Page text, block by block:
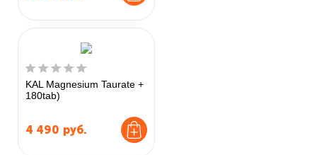
KAL Magnesium Taurate +
180tab)
4 490 руб.